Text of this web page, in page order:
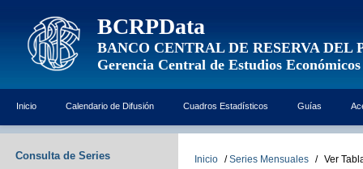
BCRPData
BANCO CENTRAL DE RESERVA DEL
Gerencia Central de Estudios Económicos
Inicio Calendario de Difusión Cuadros Estadísticos Guías
Consulta de Series Inicio / Series Mensuales / Ver